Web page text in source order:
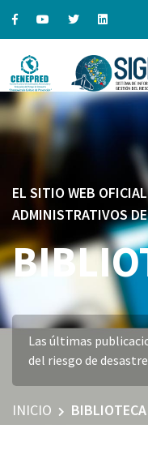
EL SITIO WEB
ADMINISTRATIVOS
Las últimas
del riesgo de
INICIO BIBLIOTECA